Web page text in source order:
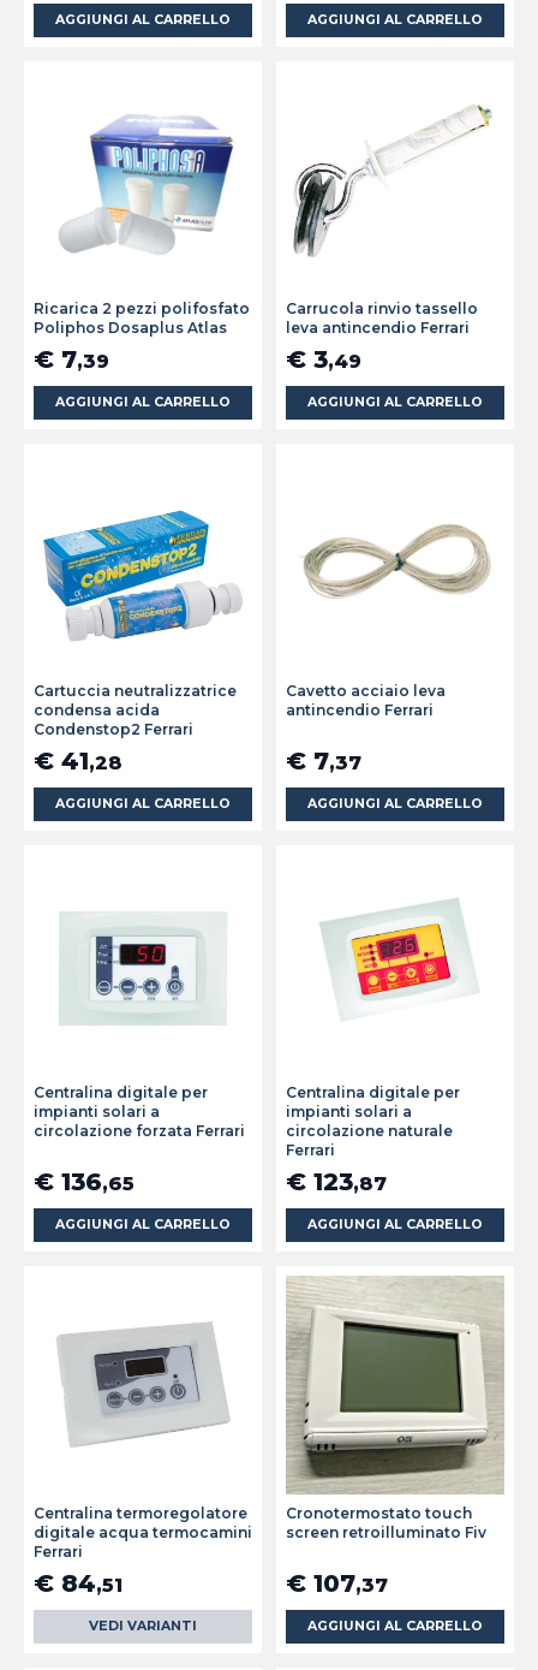
AGGIUNGI AL CARRELLO AGGIUNGI AL CARRELLO
Ricarica 2 pezzi polifosfato
Poliphos Dosaplus Atlas
€ 7,39
AGGIUNGI AL CARRELLO
Carrucola rinvio tassello
leva antincendio Ferrari
€ 3,49
AGGIUNGI AL CARRELLO
Cartuccia neutralizzatrice
condensa acida
Condenstop2 Ferrari
€ 41,28
AGGIUNGI AL CARRELLO
Cavetto acciaio leva
antincendio Ferrari
€ 7,37
AGGIUNGI AL CARRELLO
Centralina digitale per
impianti solari a
circolazione forzata Ferrari
€ 136,65
AGGIUNGI AL CARRELLO
Centralina digitale per
impianti solari a
circolazione naturale
Ferrari
€ 123,87
AGGIUNGI AL CARRELLO
Centralina termoregolatore
digitale acqua termocamini
Ferrari
€ 84,51
VEDI VARIANTI
Cronotermostato touch
screen retroilluminato Fiv
€ 107,37
AGGIUNGI AL CARRELLO